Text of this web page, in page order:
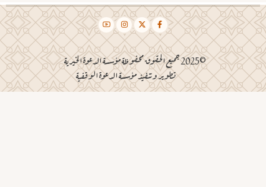
©2025 جميع الحقوق محفوظة مؤسسة الدعوة الخيرية
تطوير وتنفيذ مؤسسة الدعوة الوقفية